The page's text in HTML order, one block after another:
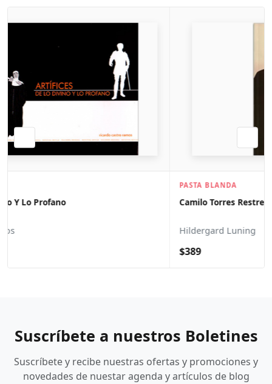
Camilo Torres Restrepo. Sacerdocio Y Politica
Suscríbete a nuestros Boletines
Suscríbete y recibe nuestras ofertas y promociones y
novedades de nuestar agenda y artículos de blog